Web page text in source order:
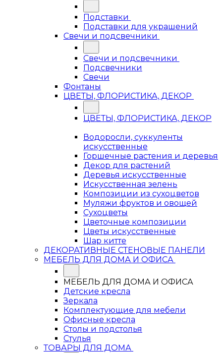
Подставки
Подставки для украшений
Свечи и подсвечники
Свечи и подсвечники
Подсвечники
Свечи
Фонтаны
ЦВЕТЫ, ФЛОРИСТИКА, ДЕКОР
ЦВЕТЫ, ФЛОРИСТИКА, ДЕКОР
Водоросли, суккуленты
искусственные
Горшечные растения и деревья
Декор для растений
Деревья искусственные
Искусственная зелень
Композиции из сухоцветов
Муляжи фруктов и овощей
Сухоцветы
Цветочные композиции
Цветы искусственные
Шар китте
ДЕКОРАТИВНЫЕ СТЕНОВЫЕ ПАНЕЛИ
МЕБЕЛЬ ДЛЯ ДОМА И ОФИСА
МЕБЕЛЬ ДЛЯ ДОМА И ОФИСА
Детские кресла
Зеркала
Комплектующие для мебели
Офисные кресла
Столы и подстолья
Стулья
ТОВАРЫ ДЛЯ ДОМА